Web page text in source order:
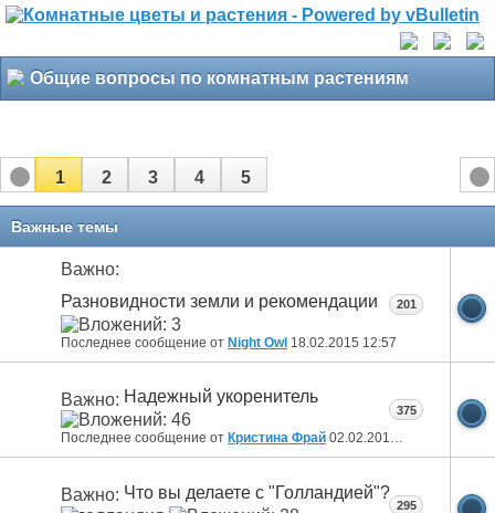
Общие вопросы по комнатным растениям
1 2 3 4 5
Важные темы
Важно:
Разновидности земли и рекомендации
Последнее сообщение от Night Owl 18.02.2015 12:57
201
Важно: Надежный укоренитель
Последнее сообщение от Кристина Фрай 02.02.2015 07:08
375
Важно: Что вы делаете с "Голландией"?
295